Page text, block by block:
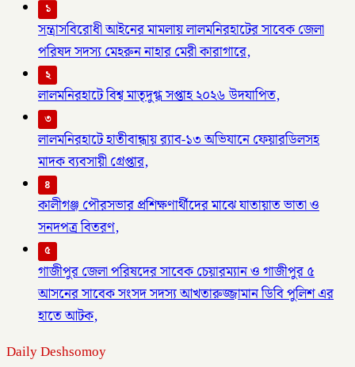
১
সন্ত্রাসবিরোধী আইনের মামলায় লালমনিরহাটের সাবেক জেলা
পরিষদ সদস্য মেহরুন নাহার মেরী কারাগারে,
২
লালমনিরহাটে বিশ্ব মাতৃদুগ্ধ সপ্তাহ ২০২৬ উদযাপিত,
৩
লালমনিরহাটে হাতীবান্ধায় র‌্যাব-১৩ অভিযানে ফেয়ারডিলসহ
মাদক ব্যবসায়ী গ্রেপ্তার,
৪
কালীগঞ্জ পৌরসভার প্রশিক্ষণার্থীদের মাঝে যাতায়াত ভাতা ও
সনদপত্র বিতরণ,
৫
গাজীপুর জেলা পরিষদের সাবেক চেয়ারম্যান ও গাজীপুর ৫
আসনের সাবেক সংসদ সদস্য আখতারুজ্জামান ডিবি পুলিশ এর
হাতে আটক,
Daily Deshsomoy